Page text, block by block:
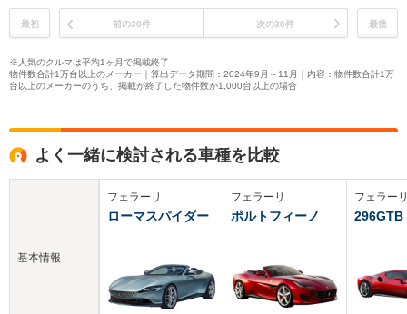
最初 前の30件 次の30件 最後
※人気のクルマは平均1ヶ月で掲載終了
物件数合計1万台以上のメーカー｜算出データ期間：2024年9月～11月｜内容：物件数合計1万
台以上のメーカーのうち、掲載が終了した物件数が1,000台以上の場合
よく一緒に検討される車種を比較
基本情報
フェラーリ
ローマスパイダー
フェラーリ
ポルトフィーノ
フェラー
296GTB